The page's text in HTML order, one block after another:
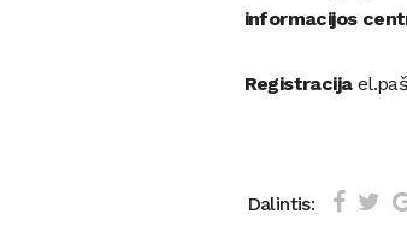
informacijos
Registracija
Dalintis: